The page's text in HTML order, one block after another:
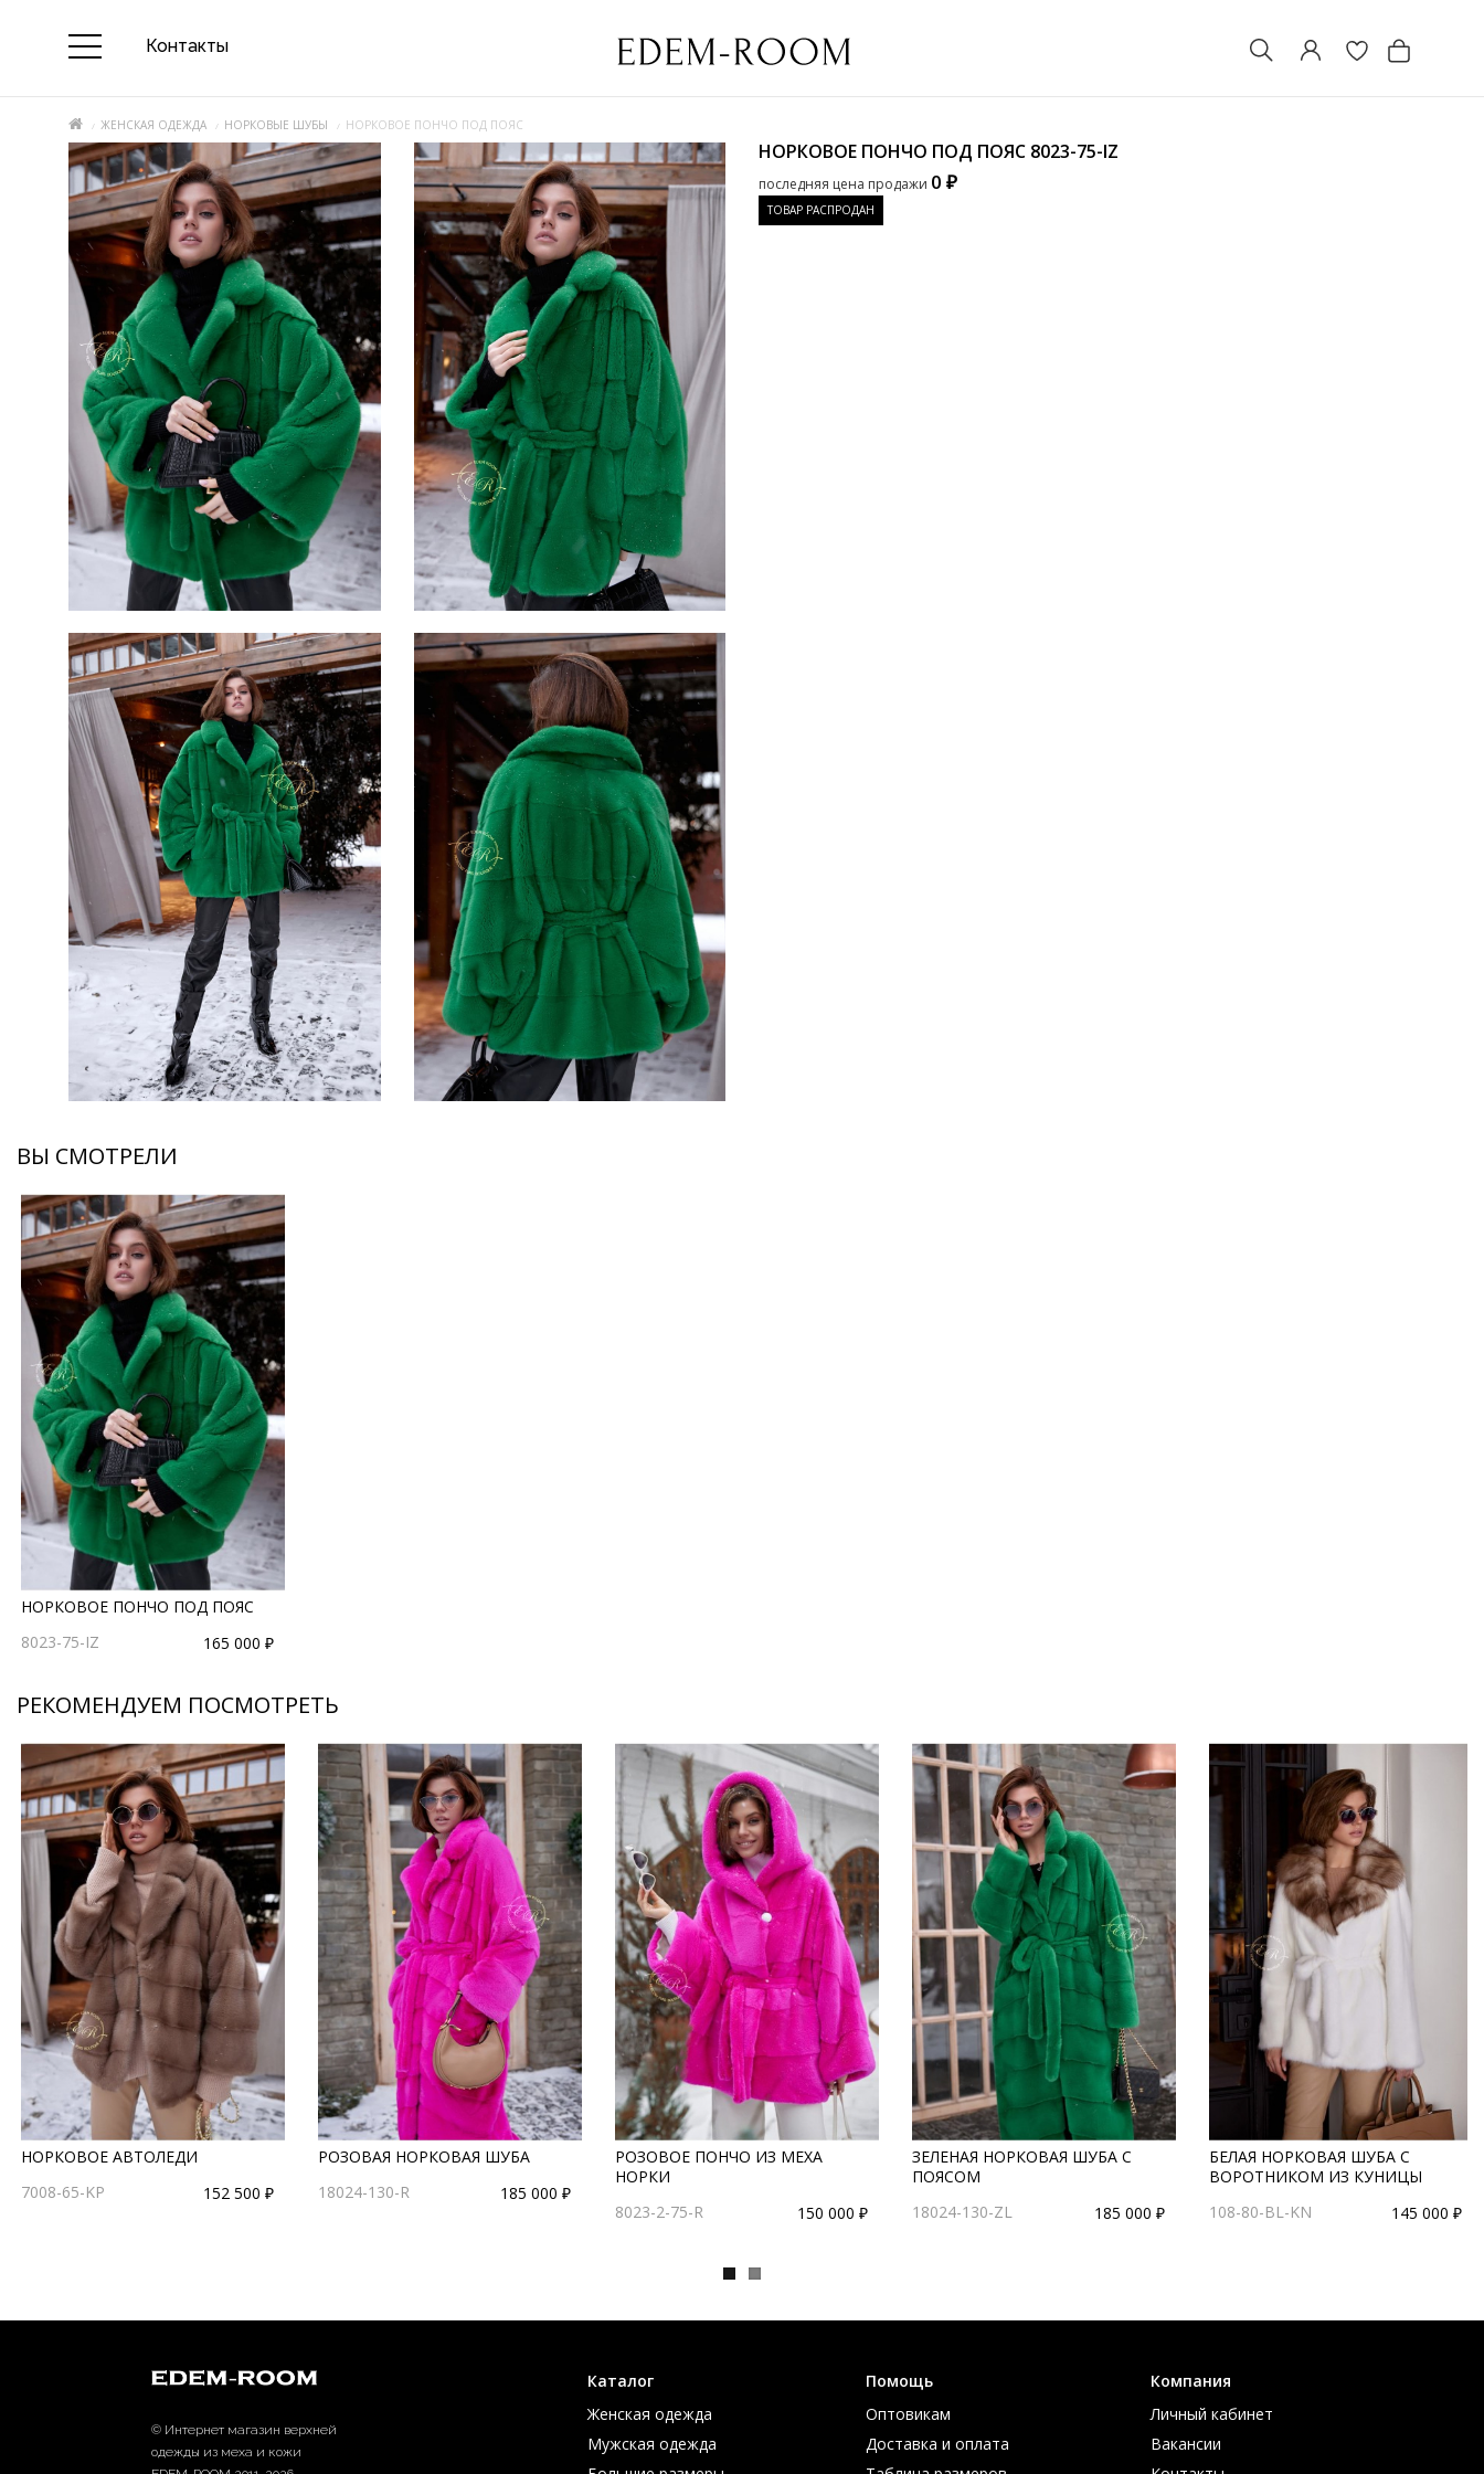
Контакты
ЖЕНСКАЯ ОДЕЖДА НОРКОВЫЕ ШУБЫ НОРКОВОЕ ПОНЧО ПОД ПОЯС
НОРКОВОЕ ПОНЧО ПОД ПОЯС 8023-75-IZ
последняя цена продажи 0 ₽
ТОВАР РАСПРОДАН
ВЫ СМОТРЕЛИ
НОРКОВОЕ ПОНЧО ПОД ПОЯС
8023-75-IZ
165 000 ₽
РЕКОМЕНДУЕМ ПОСМОТРЕТЬ
НОРКОВОЕ АВТОЛЕДИ
7008-65-KP
152 500 ₽
РОЗОВАЯ НОРКОВАЯ ШУБА
18024-130-R
185 000 ₽
РОЗОВОЕ ПОНЧО ИЗ МЕХА
НОРКИ
8023-2-75-R
150 000 ₽
ЗЕЛЕНАЯ НОРКОВАЯ ШУБА С
ПОЯСОМ
18024-130-ZL
185 000 ₽
БЕЛАЯ НОРКОВАЯ ШУБА С
ВОРОТНИКОМ ИЗ КУНИЦЫ
108-80-BL-KN
145 000 ₽
© Интернет магазин верхней
одежды из меха и кожи
Каталог
Женская одежда
Мужская одежда
Помощь
Оптовикам
Доставка и оплата
Компания
Личный кабинет
Вакансии